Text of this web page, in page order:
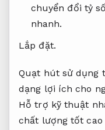
chuyển đổi tỷ
nhanh.
Lắp đặt.
Quạt hút sử dụng
dạng lợi ích cho
Hỗ trợ kỹ thuật
chất lượng tốt